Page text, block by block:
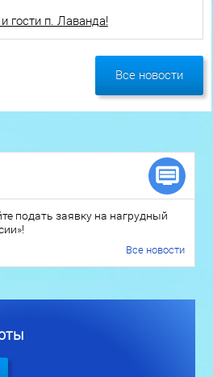
гости п. Лаванда!
Все новости
подать заявку на нагрудный
Все новости